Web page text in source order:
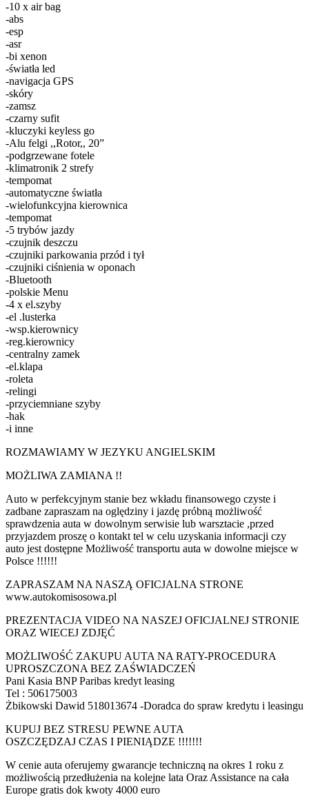
-10 x air bag
-abs
-esp
-asr
-bi xenon
-światła led
-navigacja GPS
-skóry
-zamsz
-czarny sufit
-kluczyki keyless go
-Alu felgi ,,Rotor,, 20”
-podgrzewane fotele
-klimatronik 2 strefy
-tempomat
-automatyczne światła
-wielofunkcyjna kierownica
-tempomat
-5 trybów jazdy
-czujnik deszczu
-czujniki parkowania przód i tył
-czujniki ciśnienia w oponach
-Bluetooth
-polskie Menu
-4 x el.szyby
-el .lusterka
-wsp.kierownicy
-reg.kierownicy
-centralny zamek
-el.klapa
-roleta
-relingi
-przyciemniane szyby
-hak
-i inne
ROZMAWIAMY W JEZYKU ANGIELSKIM
MOŻLIWA ZAMIANA !!
Auto w perfekcyjnym stanie bez wkładu finansowego czyste i
zadbane zapraszam na oględziny i jazdę próbną możliwość
sprawdzenia auta w dowolnym serwisie lub warsztacie ,przed
przyjazdem proszę o kontakt tel w celu uzyskania informacji czy
auto jest dostępne Możliwość transportu auta w dowolne miejsce w
Polsce !!!!!!
ZAPRASZAM NA NASZĄ OFICJALNA STRONE
www.autokomisosowa.pl
PREZENTACJA VIDEO NA NASZEJ OFICJALNEJ STRONIE
ORAZ WIECEJ ZDJĘĆ
MOŻLIWOŚĆ ZAKUPU AUTA NA RATY-PROCEDURA
UPROSZCZONA BEZ ZAŚWIADCZEŃ
Pani Kasia BNP Paribas kredyt leasing
Tel : 506175003
Żbikowski Dawid 518013674 -Doradca do spraw kredytu i leasingu
KUPUJ BEZ STRESU PEWNE AUTA
OSZCZĘDZAJ CZAS I PIENIĄDZE !!!!!!!
W cenie auta oferujemy gwarancje techniczną na okres 1 roku z
możliwością przedłużenia na kolejne lata Oraz Assistance na cała
Europe gratis dok kwoty 4000 euro